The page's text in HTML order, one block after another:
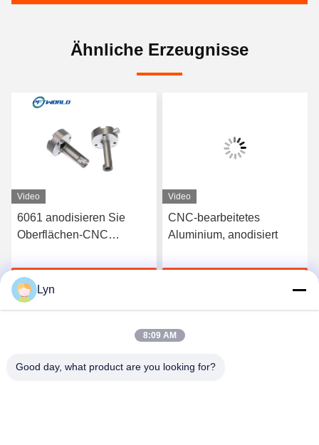
Ähnliche Erzeugnisse
Video
6061 anodisieren Sie
Oberflächen-CNC
Aluminiumteile schnelles
3D druckte Service
Video
CNC-bearbeitetes
Aluminium, anodisiert
Lyn
8:09 AM
Good day, what product are you looking for?